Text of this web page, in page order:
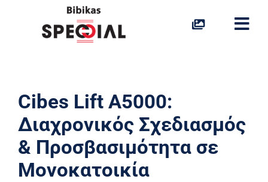
Ανελκυστήρας Πλατφόρμας
Οικιακοί Ανελκυστήρες
Aναβατόρια
Cibes Lift A5000:
Διαχρονικός Σχεδιασμός
& Προσβασιμότητα σε
Μονοκατοικία